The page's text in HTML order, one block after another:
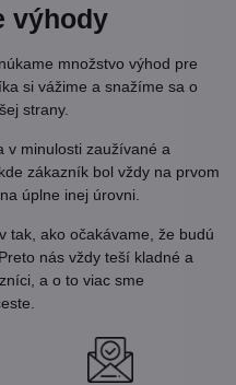
výhody
množstvo výhod pre
si vážime a snažíme sa o
strany.
v minulosti zaužívané a
zákazník bol vždy na prvom
úplne inej úrovni.
tak, ako očakávame, že budú
nás vždy teší kladné a
a o to viac sme